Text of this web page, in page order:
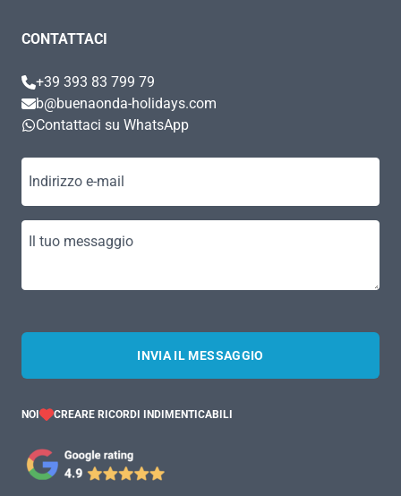
CONTATTACI
+39 393 83 799 79
b@buenaonda-holidays.com
Contattaci su WhatsApp
Indirizzo e-mail
Il tuo messaggio
INVIA IL MESSAGGIO
NOI CREARE RICORDI INDIMENTICABILI